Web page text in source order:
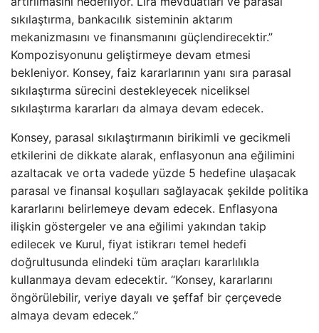
sıkılaştırma, bankacılık sisteminin aktarım
mekanizmasını ve finansmanını güçlendirecektir.”
Kompozisyonunu geliştirmeye devam etmesi
bekleniyor. Konsey, faiz kararlarının yanı sıra parasal
sıkılaştırma sürecini destekleyecek niceliksel
sıkılaştırma kararları da almaya devam edecek.
Konsey, parasal sıkılaştırmanın birikimli ve gecikmeli
etkilerini de dikkate alarak, enflasyonun ana eğilimini
azaltacak ve orta vadede yüzde 5 hedefine ulaşacak
parasal ve finansal koşulları sağlayacak şekilde politika
kararlarını belirlemeye devam edecek. Enflasyona
ilişkin göstergeler ve ana eğilimi yakından takip
edilecek ve Kurul, fiyat istikrarı temel hedefi
doğrultusunda elindeki tüm araçları kararlılıkla
kullanmaya devam edecektir. “Konsey, kararlarını
öngörülebilir, veriye dayalı ve şeffaf bir çerçevede
almaya devam edecek.”